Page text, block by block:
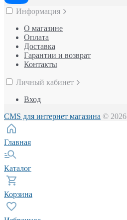
Информация
О магазине
Оплата
Доставка
Гарантии и возврат
Контакты
Личный кабинет
Вход
CMS для интернет магазина © 2026
Главная
Каталог
Корзина